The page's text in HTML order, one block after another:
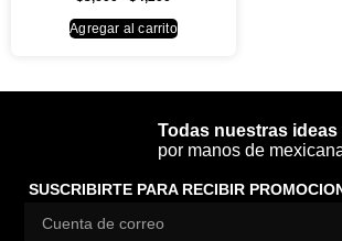
Agregar al carrito
Todas nuestras
por manos de
SUSCRIBIRTE PARA RECIBIR